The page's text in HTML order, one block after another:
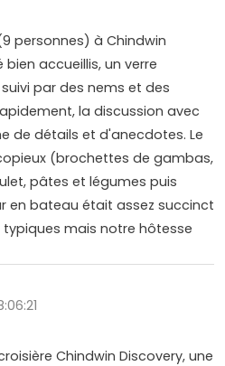
personnes) à Chindwin
accueillis, un verre
par des nems et des
la discussion avec
de détails et d'anecdotes. Le
(brochettes de gambas,
pâtes et légumes puis
en bateau était assez succinct
mais notre hôtesse
Chindwin Discovery, une